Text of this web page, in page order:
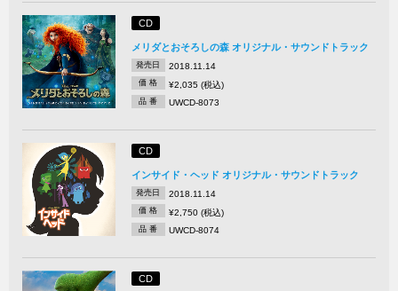
CD
メリダとおそろしの森 オリジナル・サウンドトラック
発売日 2018.11.14
価 格 ¥2,035 (税込)
品 番 UWCD-8073
CD
インサイド・ヘッド オリジナル・サウンドトラック
発売日 2018.11.14
価 格 ¥2,750 (税込)
品 番 UWCD-8074
CD